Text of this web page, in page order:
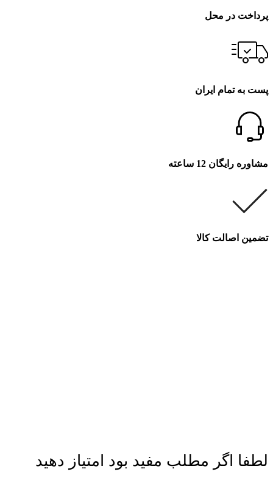
پرداخت در محل
پست به تمام ایران
مشاوره رایگان 12 ساعته
تضمین اصالت کالا
لطفا اگر مطلب مفید بود امتیاز دهید